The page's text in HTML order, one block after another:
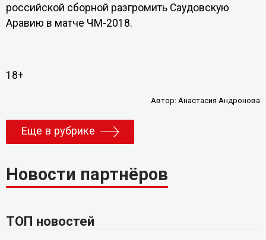
российской сборной разгромить Саудовскую
Аравию в матче ЧМ-2018.
18+
Автор:Анастасия Андронова
Еще в рубрике
Новости партнёров
ТОП новостей